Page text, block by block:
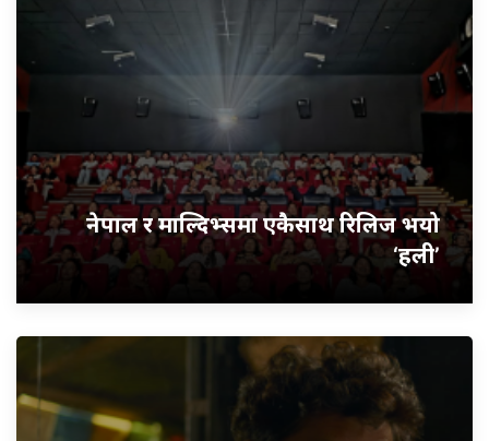
नेपाल र माल्दिभ्समा एकैसाथ रिलिज भयो
‘हली’